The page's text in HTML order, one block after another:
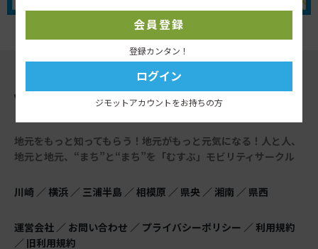
会員登録
登録カンタン！
ログイン
ジモットアカウントをお持ちの方
地元をもっと知ってもらう！地元がもっと元気になる！ 人と人、
地元と地元、“まち”と“まち”を「むすぶ」モビリティサークル
川崎 ／ 横浜 ／ 三浦半島 ／ 相模原 ／ 県央 ／ 湘南 ／ 県西
運営会社 ／ お問い合わせ ／ プライバシーポリシー ／ 利用規約
／ 旧利用規約